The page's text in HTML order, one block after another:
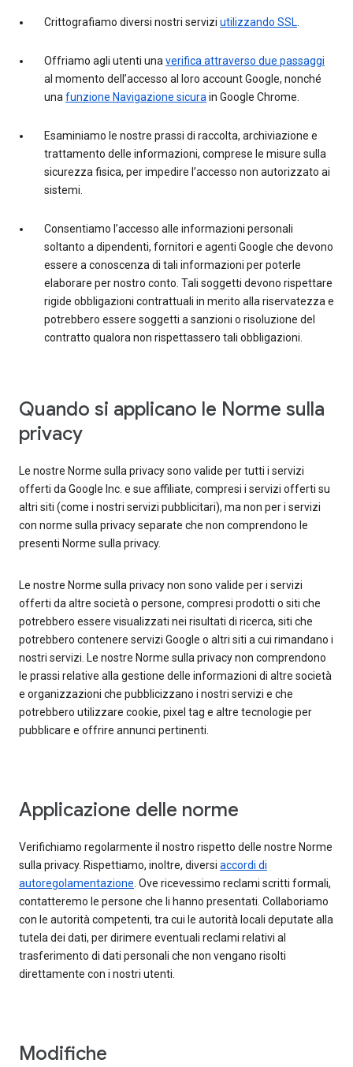
Crittografiamo diversi nostri servizi utilizzando SSL.
Offriamo agli utenti unaverifica attraverso due passaggi
al momento dell’accesso al loro account Google, nonché
unafunzione Navigazione sicurain Google Chrome.
Esaminiamo le nostre prassi di raccolta, archiviazione e
trattamento delle informazioni, comprese le misure sulla
sicurezza fisica, per impedire l’accesso non autorizzato ai
sistemi.
Consentiamo l’accesso alle informazioni personali
soltanto a dipendenti, fornitori e agenti Google che devono
essere a conoscenza di tali informazioni per poterle
elaborare per nostro conto. Tali soggetti devono rispettare
rigide obbligazioni contrattuali in merito alla riservatezza e
potrebbero essere soggetti a sanzioni o risoluzione del
contratto qualora non rispettassero tali obbligazioni.
Quando si applicano le Norme sulla
privacy
Le nostre Norme sulla privacy sono valide per tutti i servizi
offerti da Google Inc. e sue affiliate, compresi i servizi offerti su
altri siti (come i nostri servizi pubblicitari), ma non per i servizi
con norme sulla privacy separate che non comprendono le
presenti Norme sulla privacy.
Le nostre Norme sulla privacy non sono valide per i servizi
offerti da altre società o persone, compresi prodotti o siti che
potrebbero essere visualizzati nei risultati di ricerca, siti che
potrebbero contenere servizi Google o altri siti a cui rimandano i
nostri servizi. Le nostre Norme sulla privacy non comprendono
le prassi relative alla gestione delle informazioni di altre società
e organizzazioni che pubblicizzano i nostri servizi e che
potrebbero utilizzare cookie, pixel tag e altre tecnologie per
pubblicare e offrire annunci pertinenti.
Applicazione delle norme
Verifichiamo regolarmente il nostro rispetto delle nostre Norme
sulla privacy. Rispettiamo, inoltre, diversi accordi di
autoregolamentazione. Ove ricevessimo reclami scritti formali,
contatteremo le persone che li hanno presentati. Collaboriamo
con le autorità competenti, tra cui le autorità locali deputate alla
tutela dei dati, per dirimere eventuali reclami relativi al
trasferimento di dati personali che non vengano risolti
direttamente con i nostri utenti.
Modifiche